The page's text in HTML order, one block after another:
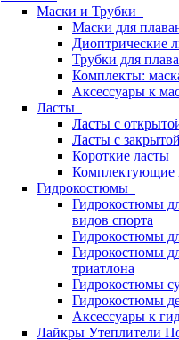
Маски и Трубки
Маски для
Диоптрические
Трубки для
Комплекты:
Аксессуары к
Ласты
Ласты с
Ласты с
Короткие ласты
Комплектующие
Гидрокостюмы
Гидрокостюмы
видов спорта
Гидрокостюмы
Гидрокостюмы
триатлона
Гидрокостюмы
Гидрокостюмы
Аксессуары к
Лайкры Утеплители